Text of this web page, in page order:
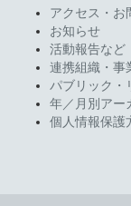
アクセス・お
お知らせ
活動報告など
連携組織・事
パブリック・
年／月別アー
個人情報保護